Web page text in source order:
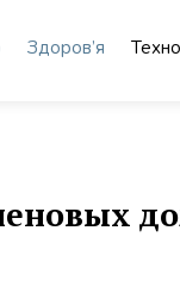
Здоров’я